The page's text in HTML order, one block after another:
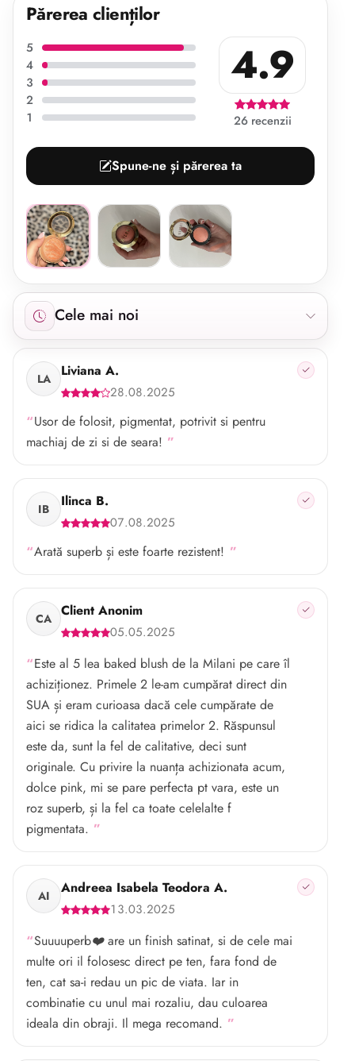
Părerea clienților
5
4
3
2
1
4.9
26 recenzii
Spune-ne și părerea ta
Cele mai noi
Afișăm 26 recenzii începând cu cele mai noi.
LA Liviana A.
28.08.2025
Usor de folosit, pigmentat, potrivit si pentru
machiaj de zi si de seara!
IB Ilinca B.
07.08.2025
Arată superb și este foarte rezistent!
CA Client Anonim
05.05.2025
Este al 5 lea baked blush de la Milani pe care îl
achiziționez. Primele 2 le-am cumpărat direct din
SUA și eram curioasa dacă cele cumpărate de
aici se ridica la calitatea primelor 2. Răspunsul
este da, sunt la fel de calitative, deci sunt
originale. Cu privire la nuanța achizionata acum,
dolce pink, mi se pare perfecta pt vara, este un
roz superb, și la fel ca toate celelalte f
pigmentata.
AI Andreea Isabela Teodora A.
13.03.2025
Suuuuperb❤️ are un finish satinat, si de cele mai
multe ori il folosesc direct pe ten, fara fond de
ten, cat sa-i redau un pic de viata. Iar in
combinatie cu unul mai rozaliu, dau culoarea
ideala din obraji. Il mega recomand.